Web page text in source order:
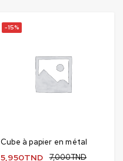
-15%
Cube à papier en métal
7,000TND
5,950TND